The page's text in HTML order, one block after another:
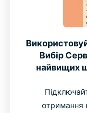
Вибір
найвищих
отримання